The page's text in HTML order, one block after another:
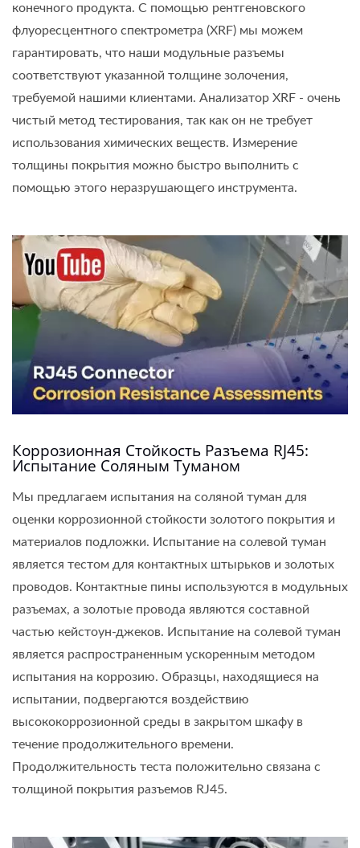
конечного продукта. С помощью рентгеновского
флуоресцентного спектрометра (XRF) мы можем
гарантировать, что наши модульные разъемы
соответствуют указанной толщине золочения,
требуемой нашими клиентами. Анализатор XRF - очень
чистый метод тестирования, так как он не требует
использования химических веществ. Измерение
толщины покрытия можно быстро выполнить с
помощью этого неразрушающего инструмента.
Коррозионная Стойкость Разъема RJ45:
Испытание Соляным Туманом
Мы предлагаем испытания на соляной туман для
оценки коррозионной стойкости золотого покрытия и
материалов подложки. Испытание на солевой туман
является тестом для контактных штырьков и золотых
проводов. Контактные пины используются в модульных
разъемах, а золотые провода являются составной
частью кейстоун-джеков. Испытание на солевой туман
является распространенным ускоренным методом
испытания на коррозию. Образцы, находящиеся на
испытании, подвергаются воздействию
высококоррозионной среды в закрытом шкафу в
течение продолжительного времени.
Продолжительность теста положительно связана с
толщиной покрытия разъемов RJ45.